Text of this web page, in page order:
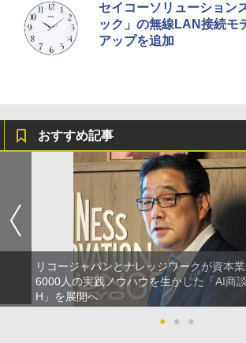
セイコーソリューション
ック」の無線LAN接続モ
アップを追加
おすすめ記事
リコージャパンとナレッジワークが資本
6000人の実践ノウハウを生かした「AI商
H」を展開へ
●
● ●